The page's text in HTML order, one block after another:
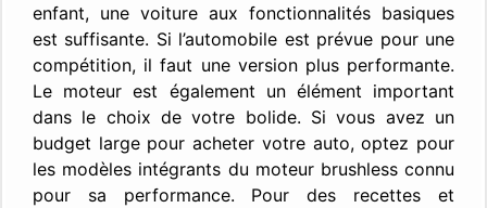
enfant, une voiture aux fonctionnalités basiques
est suffisante. Si l’automobile est prévue pour une
compétition, il faut une version plus performante.
Le moteur est également un élément important
dans le choix de votre bolide. Si vous avez un
budget large pour acheter votre auto, optez pour
les modèles intégrants du moteur brushless connu
pour sa performance. Pour des recettes et